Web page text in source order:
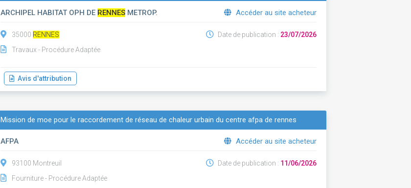
ARCHIPEL HABITAT OPH DE RENNES METROP. Accéder au site acheteur
35000 RENNES
Travaux - Procédure Adaptée
Date de publication : 23/07/2026
Avis d'attribution
Mission de moe pour le raccordement de réseau de chaleur urbain du centre afpa de rennes
AFPA Accéder au site acheteur
93100 Montreuil
Fourniture - Procédure Adaptée
Date de publication : 11/06/2026